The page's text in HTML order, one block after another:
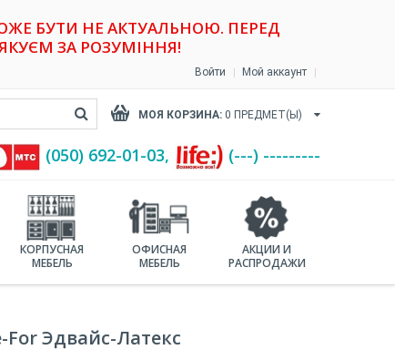
БУТИ НЕ АКТУАЛЬНОЮ. ПЕРЕД
ЗА РОЗУМІННЯ!
Войти Мой аккаунт
МОЯ КОРЗИНА: 0 ПРЕДМЕТ(Ы)
(‎050) 692-01-03, (---) ---------
КОРПУСНАЯ
МЕБЕЛЬ
ОФИСНАЯ
МЕБЕЛЬ
АКЦИИ И
РАСПРОДАЖИ
Эдвайс-Латекс